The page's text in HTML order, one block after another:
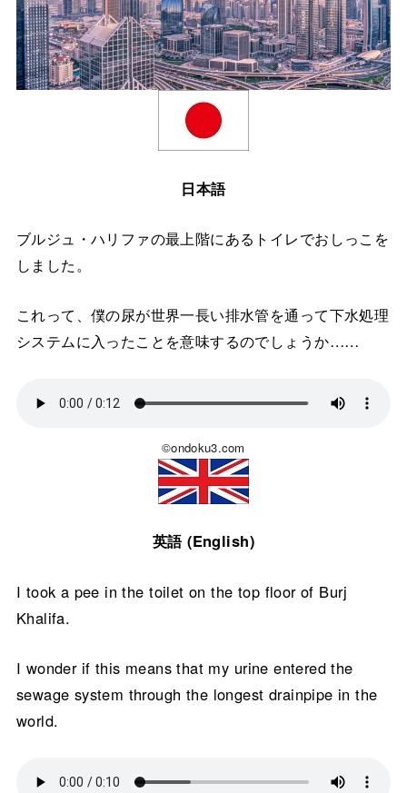
日本語
ブルジュ・ハリファの最上階にあるトイレでおしっこを
しました。
これって、僕の尿が世界一長い排水管を通って下水処理
システムに入ったことを意味するのでしょうか……
©ondoku3.com
英語 (English)
I took a pee in the toilet on the top floor of Burj
Khalifa.
I wonder if this means that my urine entered the
sewage system through the longest drainpipe in the
world.